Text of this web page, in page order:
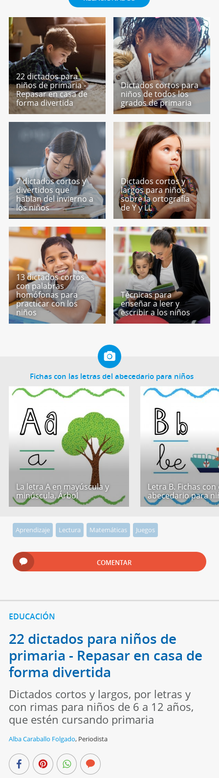
22 dictados para
niños de primaria -
Repasar en casa de
forma divertida
Dictados cortos para
niños de todos los
grados de primaria
7 dictados cortos y
divertidos que
hablan del invierno a
los niños
Dictados cortos y
largos para niños
sobre la ortografía
de Y y LL
13 dictados cortos
con palabras
homófonas para
practicar con los
niños
Técnicas para
enseñar a leer y
escribir a los niños
Fichas con las letras del abecedario para niños
La letra A en mayúscula y
minúscula. Árbol
Letra B. Fichas con
abecedario para
Aprendizaje Lectura Matemáticas Juegos
COMENTAR
EDUCACIÓN
22 dictados para niños de
primaria - Repasar en casa de
forma divertida
Dictados cortos y largos, por letras y
con rimas para niños de 6 a 12 años,
que estén cursando primaria
Alba Caraballo Folgado, Periodista